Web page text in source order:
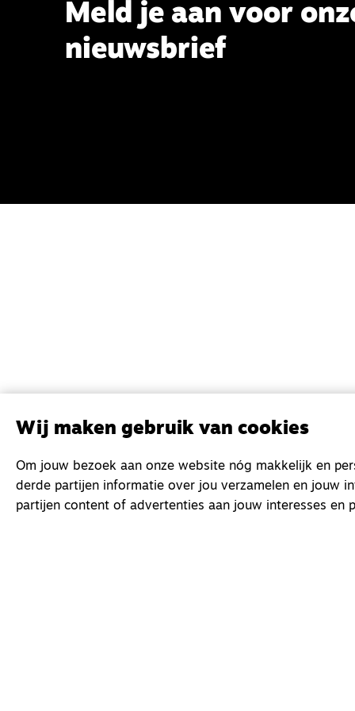
Meld je aan voor
nieuwsbrief
Wij maken gebruik van cookies
Om jouw bezoek aan onze website nóg makkelijk en
derde partijen informatie over jou verzamelen en jouw
partijen content of advertenties aan jouw interesses en